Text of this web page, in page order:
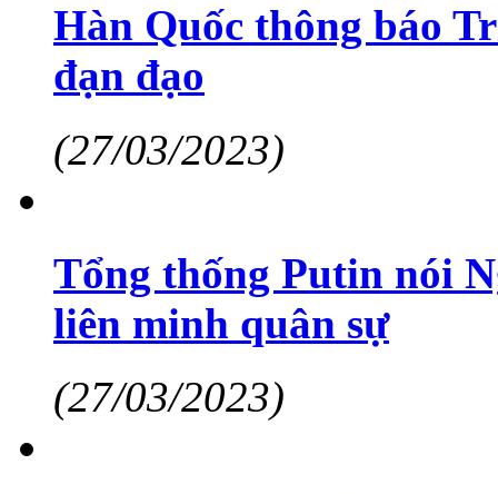
Hàn Quốc thông báo
đạn đạo
(27/03/2023)
Tổng thống Putin nói
liên minh quân sự
(27/03/2023)